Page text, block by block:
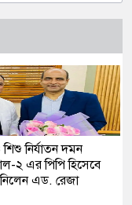
শিশু নির্যাতন দমন
২ এর পিপি হিসেবে
নিলেন এড. রেজা